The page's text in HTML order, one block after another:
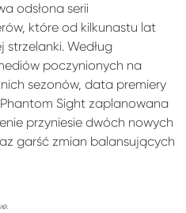
odsłona serii
które od kilkunastu lat
Według
poczynionych na
sezonów, data premiery
Sight zaplanowana
przyniesie dwóch nowych
garść zmian balansujących